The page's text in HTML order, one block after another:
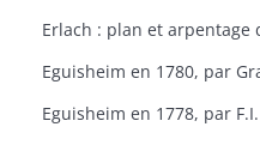
Erlach : plan et arpentage
Eguisheim en 1780, par
Eguisheim en 1778, par